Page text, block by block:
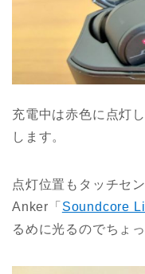
充電中は赤色に点灯
します。
点灯位置もタッチセ
Anker「 Soundcore
るめに光るのでちょ